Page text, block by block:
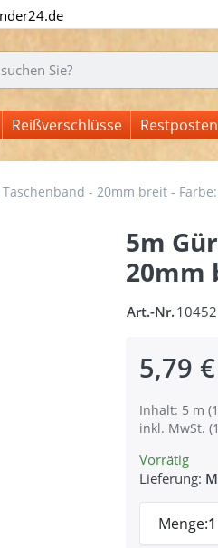
Suchbegriff ein. Während Sie
Reißverschlüsse Restposten
- 20mm breit -
5m
20mm
Art.-Nr.
5,79 €
Inhalt: 5 m
inkl. MwSt.
Vorrätig
Lieferung:
Menge:1